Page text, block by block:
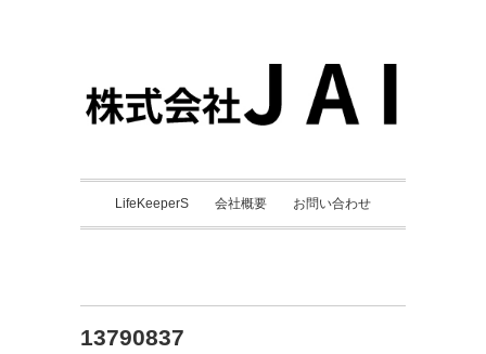
LifeKeeperS 会社概要 お問い合わせ
13790837